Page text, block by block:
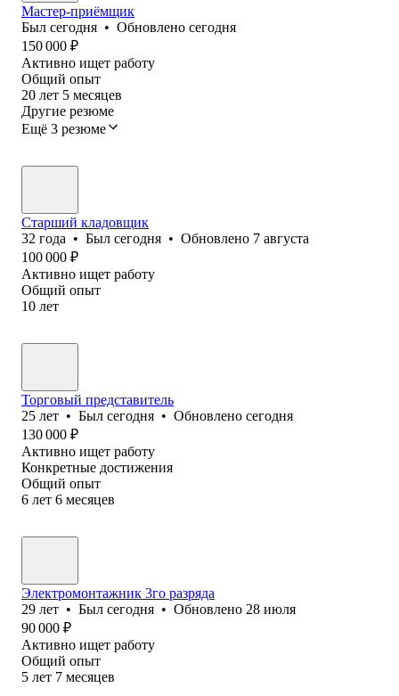
Мастер-приёмщик
Был сегодня • Обновлено сегодня
150 000 ₽
Активно ищет работу
Общий опыт
20 лет 5 месяцев
Другие резюме
Ещё 3 резюме
Старший кладовщик
32 года • Был сегодня • Обновлено 7 августа
100 000 ₽
Активно ищет работу
Общий опыт
10 лет
Торговый представитель
25 лет • Был сегодня • Обновлено сегодня
130 000 ₽
Активно ищет работу
Конкретные достижения
Общий опыт
6 лет 6 месяцев
Электромонтажник 3го разряда
29 лет • Был сегодня • Обновлено 28 июля
90 000 ₽
Активно ищет работу
Общий опыт
5 лет 7 месяцев